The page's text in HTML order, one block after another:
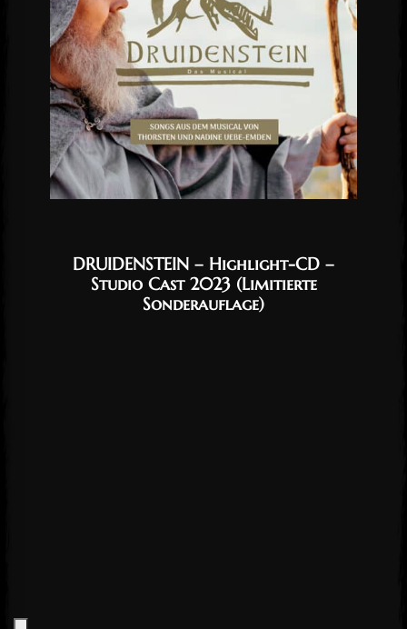
DRUIDENSTEIN – Highlight-CD –
Studio Cast 2023 (Limitierte
Sonderauflage)